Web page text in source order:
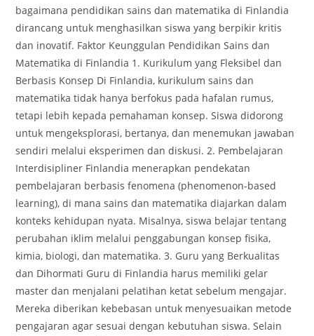
bagaimana pendidikan sains dan matematika di Finlandia
dirancang untuk menghasilkan siswa yang berpikir kritis
dan inovatif. Faktor Keunggulan Pendidikan Sains dan
Matematika di Finlandia 1. Kurikulum yang Fleksibel dan
Berbasis Konsep Di Finlandia, kurikulum sains dan
matematika tidak hanya berfokus pada hafalan rumus,
tetapi lebih kepada pemahaman konsep. Siswa didorong
untuk mengeksplorasi, bertanya, dan menemukan jawaban
sendiri melalui eksperimen dan diskusi. 2. Pembelajaran
Interdisipliner Finlandia menerapkan pendekatan
pembelajaran berbasis fenomena (phenomenon-based
learning), di mana sains dan matematika diajarkan dalam
konteks kehidupan nyata. Misalnya, siswa belajar tentang
perubahan iklim melalui penggabungan konsep fisika,
kimia, biologi, dan matematika. 3. Guru yang Berkualitas
dan Dihormati Guru di Finlandia harus memiliki gelar
master dan menjalani pelatihan ketat sebelum mengajar.
Mereka diberikan kebebasan untuk menyesuaikan metode
pengajaran agar sesuai dengan kebutuhan siswa. Selain